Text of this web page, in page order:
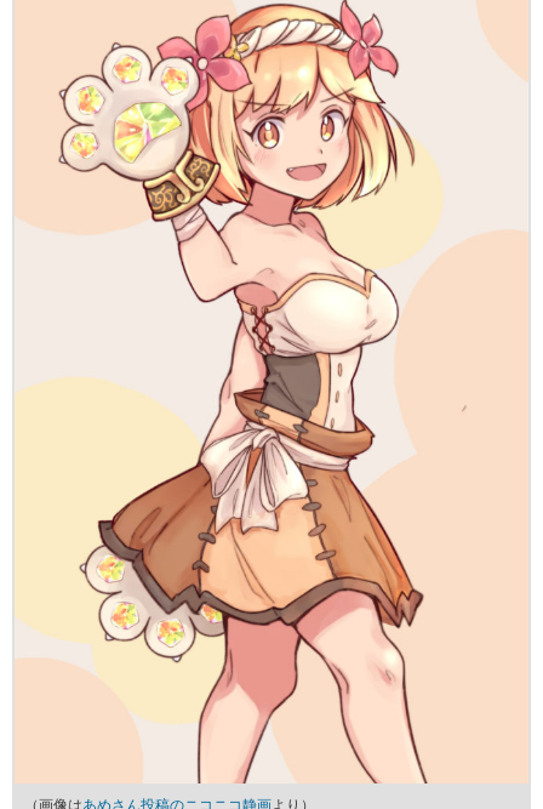
（画像はあめさん投稿のニコニコ静画より）